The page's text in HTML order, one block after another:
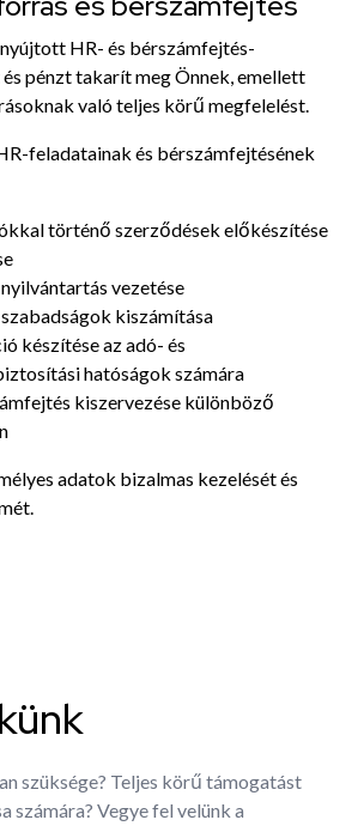
HR- és bérszámfejtés-
pénzt takarít meg Önnek, emellett
való teljes körű megfelelést.
feladatainak és bérszámfejtésének
történő szerződések előkészítése
vezetése
kiszámítása
készítése az adó- és
hatóságok számára
kiszervezése különböző
adatok bizalmas kezelését és
szüksége? Teljes körű támogatást
számára? Vegye fel velünk a